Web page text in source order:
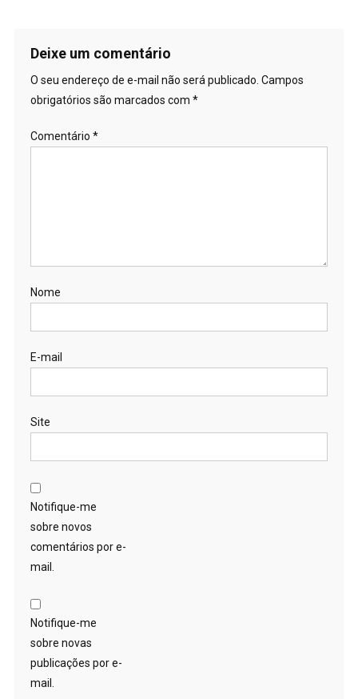
Deixe um comentário
O seu endereço de e-mail não será publicado. Campos
obrigatórios são marcados com *
Comentário *
Nome
E-mail
Site
Notifique-me
sobre novos
comentários por e-
mail.
Notifique-me
sobre novas
publicações por e-
mail.